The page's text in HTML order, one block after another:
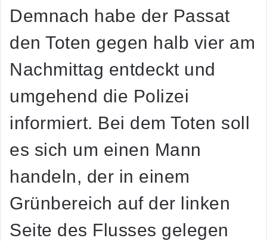
Demnach habe der Passat
den Toten gegen halb vier am
Nachmittag entdeckt und
umgehend die Polizei
informiert. Bei dem Toten soll
es sich um einen Mann
handeln, der in einem
Grünbereich auf der linken
Seite des Flusses gelegen